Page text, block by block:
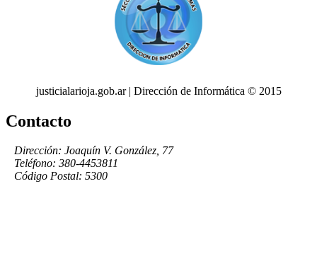
justicialarioja.gob.ar | Dirección de Informática © 2015
Contacto
Dirección: Joaquín V. González, 77
Teléfono: 380-4453811
Código Postal: 5300